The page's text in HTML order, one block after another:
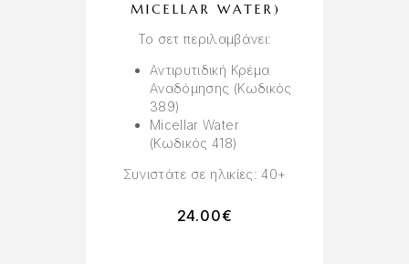
MICELLAR WATER)
Το σετ περιλαμβάνει:
Αντιρυτιδική Κρέμα
Αναδόμησης (Κωδικός
389)
Micellar Water
(Κωδικός 418)
Συνιστάτε σε ηλικίες: 40+
24.00€